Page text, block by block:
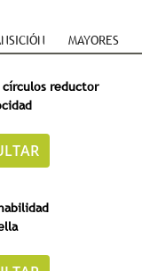
MAYORES
círculos reductor